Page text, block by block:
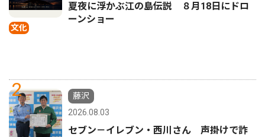
文化
夏夜に浮かぶ江の島伝説 ８月18日にドロ
ーンショー
2
藤沢
2026.08.03
セブン－イレブン・西川さん 声掛けで詐